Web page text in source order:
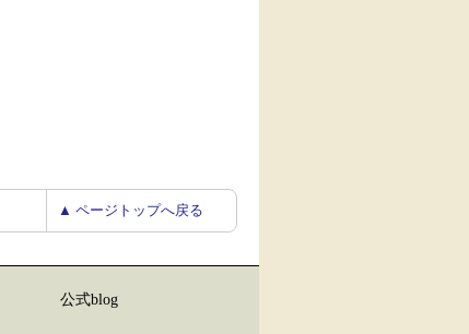
▲ ページトップへ戻る
公式blog